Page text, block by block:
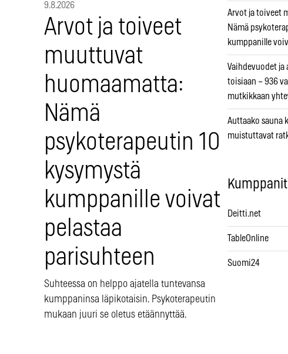
9.8.2026
Arvot ja toiveet
muuttuvat
huomaamatta:
Nämä
psykoterapeutin 10
kysymystä
kumppanille voivat
pelastaa
parisuhteen
Suhteessa on helppo ajatella tuntevansa
kumppaninsa läpikotaisin. Psykoterapeutin
mukaan juuri se oletus etäännyttää.
Arvot ja toiveet
Nämä
kumppanille
Vaihdevuodet
toisiaan – 936
mutkikkaan
Auttaako sauna
muistuttavat
Kumppanit
Deitti.net
TableOnline
Suomi24